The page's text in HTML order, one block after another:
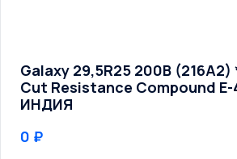
Galaxy 29,5R25 200B
Cut Resistance Compound E-
ИНДИЯ
0 ₽